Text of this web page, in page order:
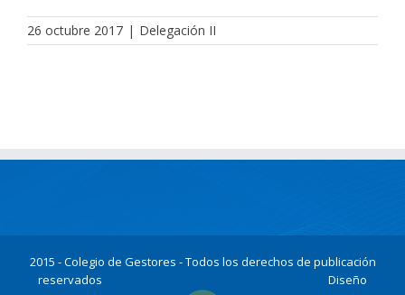
26 octubre 2017 | Delegación II
2015 - Colegio de Gestores - Todos los derechos de publicación
reservados
Diseño